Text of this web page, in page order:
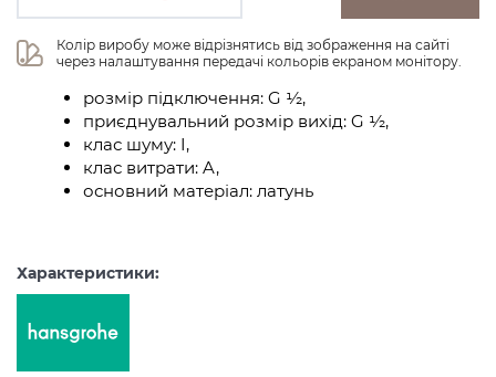
Колір виробу може відрізнятись від зображення на сайті
через налаштування передачі кольорів екраном монітору.
розмір підключення: G ½,
приєднувальний розмір вихід: G ½,
клас шуму: I,
клас витрати: A,
основний матеріал: латунь
Характеристики: